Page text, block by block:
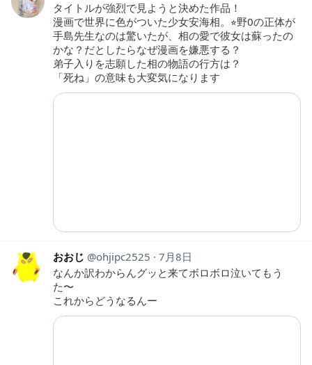
タイトルが強烈で見ようと決めた作品！
漫画で世界に色がついた少女安海相。⭐︎野0の正体が
手島先生なのは驚いたが、相の愛で彼女は蘇ったの
かな？だとしたらなぜ漫画を嫌悪する？
弟子入りを志願した相の物語の行方は？
「死ね」の意味も大変気になります
おおじ ohjipc2525
7月8日
なんか訳わからんグッと来てボロボロ泣いてもう
た〜
これからどうなるんー